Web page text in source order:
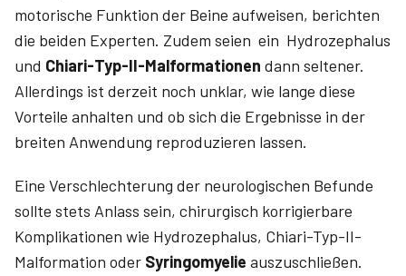
motorische Funktion der Beine aufweisen, berichten
die beiden Experten. Zudem seien ein Hydrozephalus
und Chiari-Typ-II-Malformationen dann seltener.
Allerdings ist derzeit noch unklar, wie lange diese
Vorteile anhalten und ob sich die Ergebnisse in der
breiten Anwendung reproduzieren lassen.
Eine Verschlechterung der neurologischen Befunde
sollte stets Anlass sein, chirurgisch korrigierbare
Komplikationen wie Hydrozephalus, Chiari-Typ-II-
Malformation oder Syringomyelie auszuschließen.